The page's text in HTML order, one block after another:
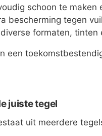
schoon te maken
bescherming tegen
formaten, tinten
een
juiste tegel
uit meerdere